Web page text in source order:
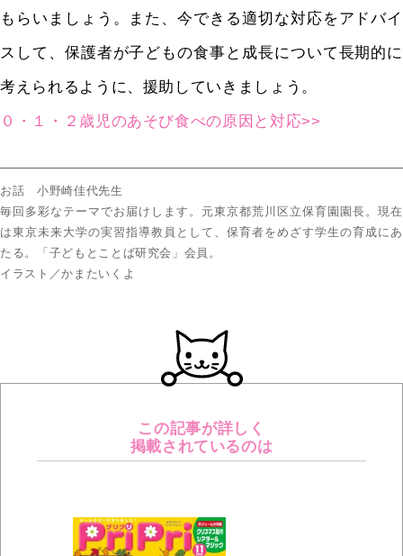
もらいましょう。また、今できる適切な対応をアドバイ
スして、保護者が子どもの食事と成長について長期的に
考えられるように、援助していきましょう。
０・１・２歳児のあそび食べの原因と対応>>
お話 小野崎佳代先生
毎回多彩なテーマでお届けします。元東京都荒川区立保育園園長。現在
は東京未来大学の実習指導教員として、保育者をめざす学生の育成にあ
たる。「子どもとことば研究会」会員。
イラスト／かまたいくよ
この記事が詳しく
掲載されているのは